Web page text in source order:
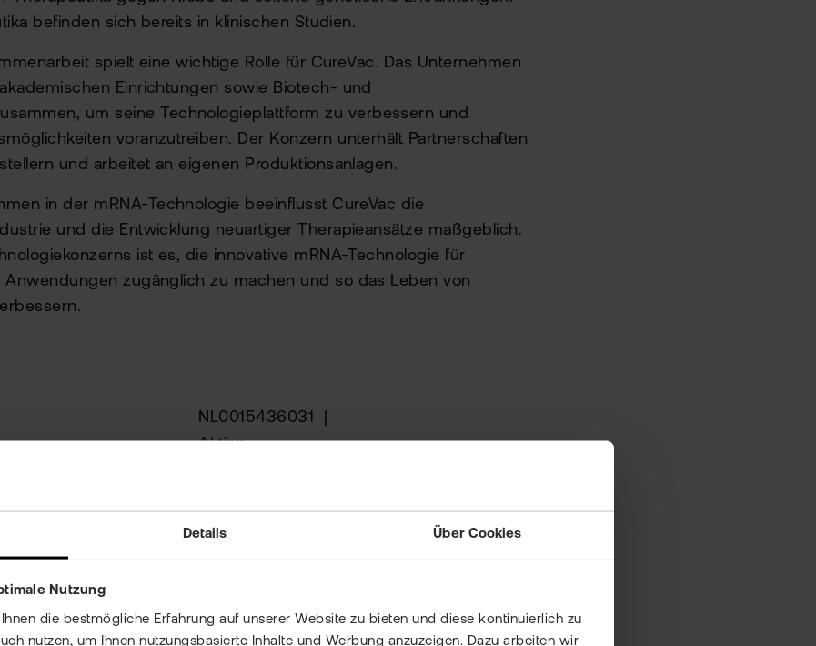
Details Über Cookies
Nutzung
die bestmögliche Erfahrung auf unserer Website zu bieten und diese kontinuierlich zu
nutzen, um Ihnen nutzungsbasierte Inhalte und Werbung anzuzeigen. Dazu arbeiten wir
befinden sich bereits in klinischen Studien.
spielt eine wichtige Rolle für CureVac. Das Unternehmen
Einrichtungen sowie Biotech- und
um seine Technologieplattform zu verbessern und
voranzutreiben. Der Konzern unterhält Partnerschaften
und arbeitet an eigenen Produktionsanlagen.
in der mRNA-Technologie beeinflusst CureVac die
und die Entwicklung neuartiger Therapieansätze maßgeblich.
ist es, die innovative mRNA-Technologie für
Anwendungen zugänglich zu machen und so das Leben von
NL0015436031
Aktien
Biotechnologie